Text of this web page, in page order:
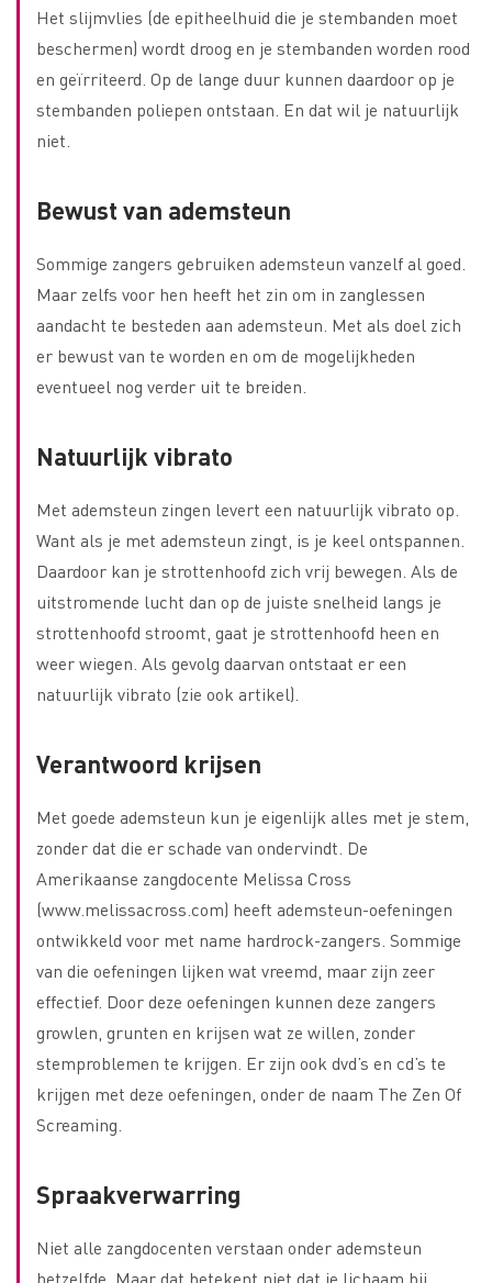
Het slijmvlies (de epitheelhuid die je stembanden moet
beschermen) wordt droog en je stembanden worden rood
en geïrriteerd. Op de lange duur kunnen daardoor op je
stembanden poliepen ontstaan. En dat wil je natuurlijk
niet.
Bewust van ademsteun
Sommige zangers gebruiken ademsteun vanzelf al goed.
Maar zelfs voor hen heeft het zin om in zanglessen
aandacht te besteden aan ademsteun. Met als doel zich
er bewust van te worden en om de mogelijkheden
eventueel nog verder uit te breiden.
Natuurlijk vibrato
Met ademsteun zingen levert een natuurlijk vibrato op.
Want als je met ademsteun zingt, is je keel ontspannen.
Daardoor kan je strottenhoofd zich vrij bewegen. Als de
uitstromende lucht dan op de juiste snelheid langs je
strottenhoofd stroomt, gaat je strottenhoofd heen en
weer wiegen. Als gevolg daarvan ontstaat er een
natuurlijk vibrato (zie ook artikel).
Verantwoord krijsen
Met goede ademsteun kun je eigenlijk alles met je stem,
zonder dat die er schade van ondervindt. De
Amerikaanse zangdocente Melissa Cross
(www.melissacross.com) heeft ademsteun-oefeningen
ontwikkeld voor met name hardrock-zangers. Sommige
van die oefeningen lijken wat vreemd, maar zijn zeer
effectief. Door deze oefeningen kunnen deze zangers
growlen, grunten en krijsen wat ze willen, zonder
stemproblemen te krijgen. Er zijn ook dvd’s en cd’s te
krijgen met deze oefeningen, onder de naam The Zen Of
Screaming.
Spraakverwarring
Niet alle zangdocenten verstaan onder ademsteun
hetzelfde. Maar dat betekent niet dat je lichaam bij